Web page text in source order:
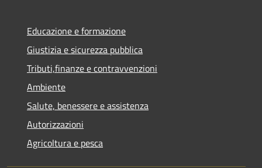
Educazione e formazione
Giustizia e sicurezza pubblica
Tributi,finanze e contravvenzioni
Ambiente
Salute, benessere e assistenza
Autorizzazioni
Agricoltura e pesca